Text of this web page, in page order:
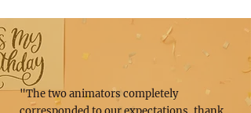
"The two animators completely